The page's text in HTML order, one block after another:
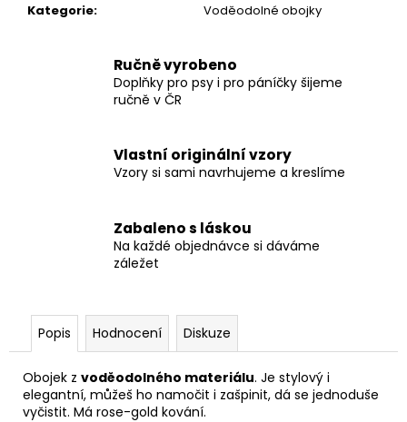
Kategorie: Voděodolné obojky
Ručně vyrobeno
Doplňky pro psy i pro páníčky šijeme
ručně v ČR
Vlastní originální vzory
Vzory si sami navrhujeme a kreslíme
Zabaleno s láskou
Na každé objednávce si dáváme
záležet
Popis Hodnocení Diskuze
Obojek z voděodolného materiálu. Je stylový i
elegantní, můžeš ho namočit i zašpinit, dá se jednoduše
vyčistit. Má rose-gold kování.